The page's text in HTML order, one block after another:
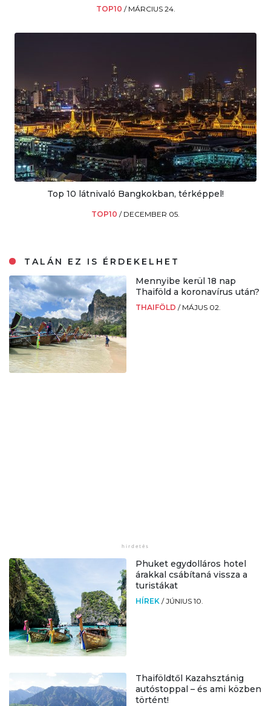
TOP10 / MÁRCIUS 24.
Top 10 látnivaló Bangkokban, térképpel!
TOP10 / DECEMBER 05.
TALÁN EZ IS ÉRDEKELHET
Mennyibe kerül 18 nap
Thaiföld a koronavírus után?
THAIFÖLD / MÁJUS 02.
Phuket egydolláros hotel
árakkal csábítaná vissza a
turistákat
HÍREK /JÚNIUS 10.
Thaiföldtől Kazahsztánig
autóstoppal – és ami közben
történt!